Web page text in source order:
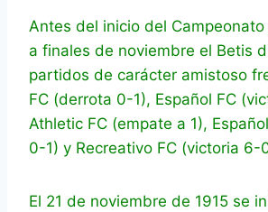
Antes del inicio del
a finales de noviembre el Betis
partidos de carácter amistoso
FC (derrota 0-1), Español FC
Athletic FC (empate a 1),
0-1) y Recreativo FC (victoria 6-
El 21 de noviembre de 1915 se